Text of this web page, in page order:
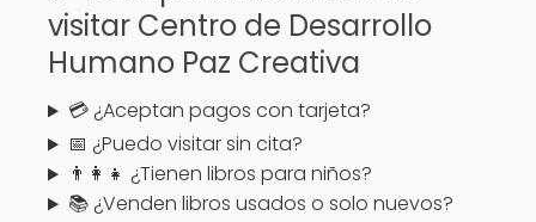
visitar Centro de Desarrollo
Humano Paz Creativa
💳 ¿Aceptan pagos con tarjeta?
📅 ¿Puedo visitar sin cita?
👨‍👩‍👧 ¿Tienen libros para niños?
📚 ¿Venden libros usados o solo nuevos?